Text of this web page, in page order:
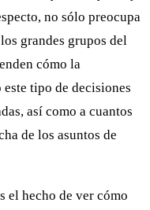
no sólo preocupa
grandes grupos del
cómo la
tipo de decisiones
así como a cuantos
de los asuntos de
el hecho de ver cómo